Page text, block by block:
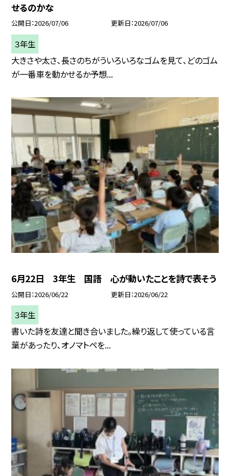
せるのかな
公開日 2026/07/06 更新日 2026/07/06
３年生
大きさや太さ、長さのちがういろいろなゴムを見て、どのゴム
が一番車を動かせるか予想...
6月22日 3年生 国語 心が動いたことを詩で表そう
公開日 2026/06/22 更新日 2026/06/22
３年生
書いた詩を友達と聞き合いました。繰り返して使っている言
葉があったり、オノマトペを...